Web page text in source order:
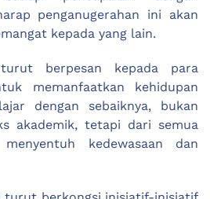
penganugerahan ini akan
kepada yang lain.
berpesan kepada para
memanfaatkan kehidupan
dengan sebaiknya, bukan
akademik, tetapi dari semua
kedewasaan dan